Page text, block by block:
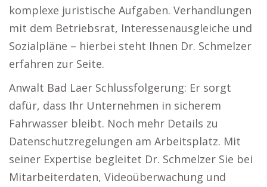
komplexe juristische Aufgaben. Verhandlungen
mit dem Betriebsrat, Interessenausgleiche und
Sozialpläne – hierbei steht Ihnen Dr. Schmelzer
erfahren zur Seite.
Anwalt Bad Laer Schlussfolgerung: Er sorgt
dafür, dass Ihr Unternehmen in sicherem
Fahrwasser bleibt. Noch mehr Details zu
Datenschutzregelungen am Arbeitsplatz. Mit
seiner Expertise begleitet Dr. Schmelzer Sie bei
Mitarbeiterdaten, Videoüberwachung und